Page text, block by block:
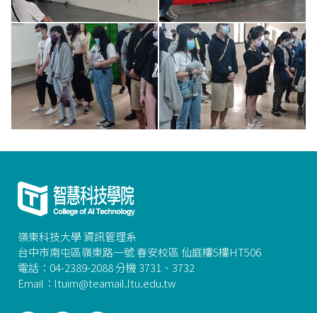
嶺東科技大學 資訊管理系
台中市南屯區嶺東路一號 春安校區 仙庭樓5樓HT506
電話：04-2389-2088 分機 3731、3732
Email：ltuim@teamail.ltu.edu.tw